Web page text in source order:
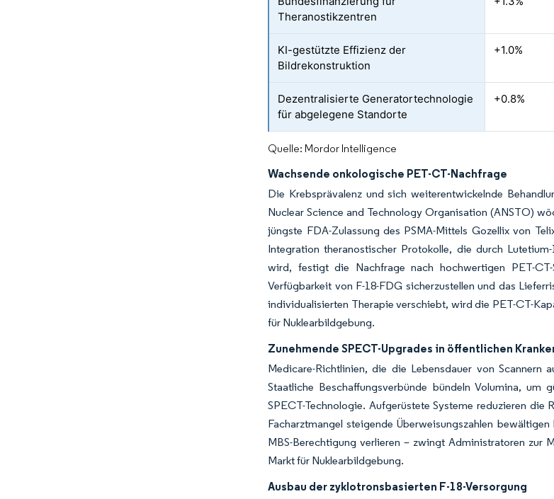
Theranostikzentren
KI-gestützte Effizienz der
Bildrekonstruktion
+1.0%
Dezentralisierte Generatortechnologie
für abgelegene Standorte
+0.8%
Quelle: Mordor Intelligence
Wachsende onkologische PET-CT-Nachfrage
Die Krebsprävalenz und sich weiterentwickelnde
Nuclear Science and Technology Organisation (ANSTO)
jüngste FDA-Zulassung des PSMA-Mittels Gozellix von
Integration theranostischer Protokolle, die durch
wird, festigt die Nachfrage nach hochwertigen PET-
Verfügbarkeit von F-18-FDG sicherzustellen und das
individualisierten Therapie verschiebt, wird die PET-CT-
für Nuklearbildgebung.
Zunehmende SPECT-Upgrades in öffentlichen
Medicare-Richtlinien, die die Lebensdauer von Scannern
Staatliche Beschaffungsverbünde bündeln Volumina, um
SPECT-Technologie. Aufgerüstete Systeme reduzieren
Facharztmangel steigende Überweisungszahlen
MBS-Berechtigung verlieren – zwingt Administratoren zur
Markt für Nuklearbildgebung.
Ausbau der zyklotronsbasierten F-18-Versorgung